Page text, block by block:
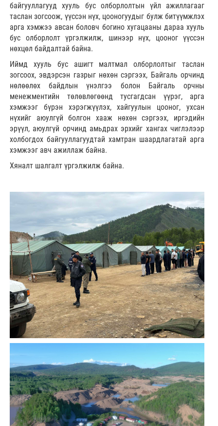
байгууллагууд хууль бус олборлолтын үйл ажиллагааг
таслан зогсоож, үүссэн нүх, цооногуудыг булж битүүмжлэх
арга хэмжээ авсан боловч богино хугацааны дараа хууль
бус олборлолт үргэлжилж, шинээр нүх, цооног үүссэн
нөхцөл байдалтай байна.
Иймд хууль бус ашигт малтмал олборлолтыг таслан
зогсоох, эвдэрсэн газрыг нөхөн сэргээх, Байгаль орчинд
нөлөөлөх байдлын үнэлгээ болон Байгаль орчны
менежментийн төлөвлөгөөнд тусгагдсан үүрэг, арга
хэмжээг бүрэн хэрэгжүүлэх, хайгуулын цооног, ухсан
нүхийг аюулгүй болгон хааж нөхөн сэргээх, иргэдийн
эрүүл, аюулгүй орчинд амьдрах эрхийг хангах чиглэлээр
холбогдох байгууллагуудтай хамтран шаардлагатай арга
хэмжээг авч ажиллаж байна.
Хяналт шалгалт үргэлжилж байна.